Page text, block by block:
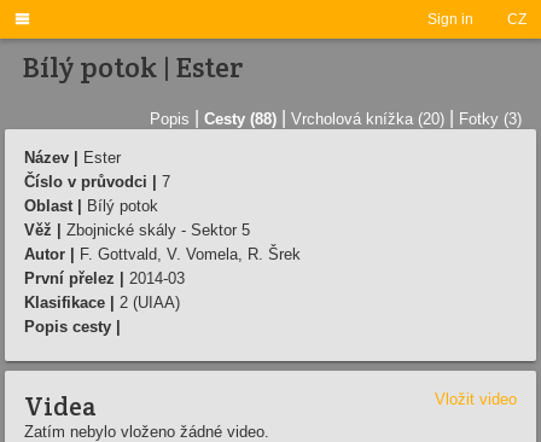
Sign in CZ

Bílý potok | Ester
Popis Cesty (88) Vrcholová knížka (20) Fotky (3)
Název |
Ester
Číslo v průvodci |
7
Oblast |
Bílý potok
Věž |
Zbojnické skály - Sektor 5
Autor |
F. Gottvald, V. Vomela, R. Šrek
První přelez |
2014-03
Klasifikace |
2 (UIAA)
Popis cesty |
Videa
Vložit video
Zatím nebylo vloženo žádné video.